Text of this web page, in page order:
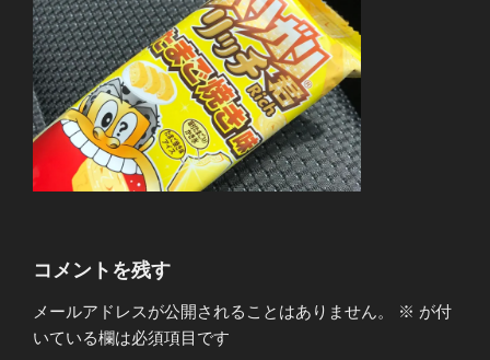
コメントを残す
メールアドレスが公開されることはありません。 ※ が付
いている欄は必須項目です